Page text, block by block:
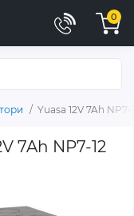
0
Yuasa 12V 7Ah NP7-
7Ah NP7-12